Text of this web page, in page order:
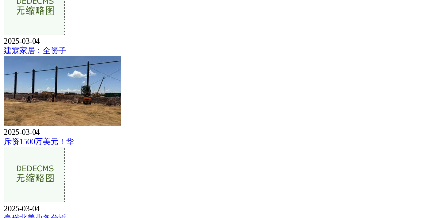
2025-03-04
建霖家居：全资子
2025-03-04
斥资1500万美元！华
2025-03-04